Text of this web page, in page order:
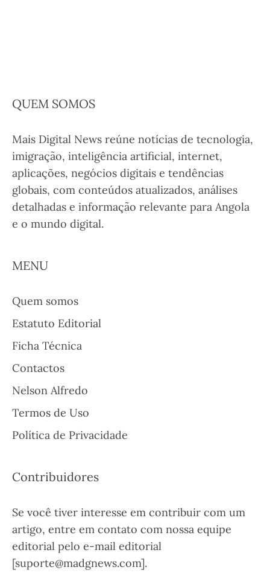
QUEM SOMOS
Mais Digital News reúne notícias de tecnologia,
imigração, inteligência artificial, internet,
aplicações, negócios digitais e tendências
globais, com conteúdos atualizados, análises
detalhadas e informação relevante para Angola
e o mundo digital.
MENU
Quem somos
Estatuto Editorial
Ficha Técnica
Contactos
Nelson Alfredo
Termos de Uso
Política de Privacidade
Contribuidores
Se você tiver interesse em contribuir com um
artigo, entre em contato com nossa equipe
editorial pelo e-mail editorial
[suporte@madgnews.com].